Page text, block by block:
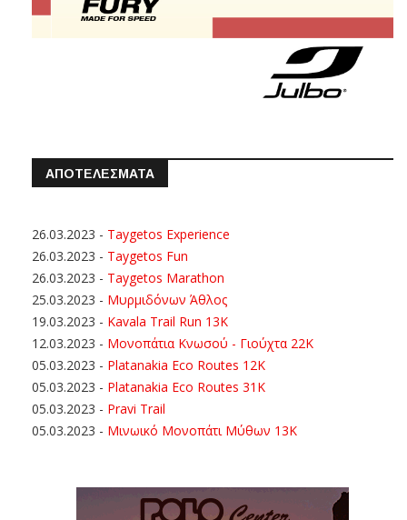
ΑΠΟΤΕΛΕΣΜΑΤΑ
26.03.2023 - Taygetos Experience
26.03.2023 - Taygetos Fun
26.03.2023 - Taygetos Marathon
25.03.2023 - Μυρμιδόνων Άθλος
19.03.2023 - Kavala Trail Run 13K
12.03.2023 - Μονοπάτια Κνωσού - Γιούχτα 22Κ
05.03.2023 - Platanakia Eco Routes 12K
05.03.2023 - Platanakia Eco Routes 31K
05.03.2023 - Pravi Trail
05.03.2023 - Μινωικό Μονοπάτι Μύθων 13Κ